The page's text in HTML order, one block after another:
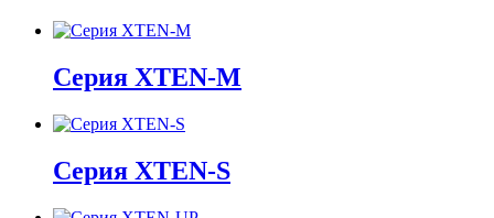
Серия XTEN-M
Серия XTEN-S